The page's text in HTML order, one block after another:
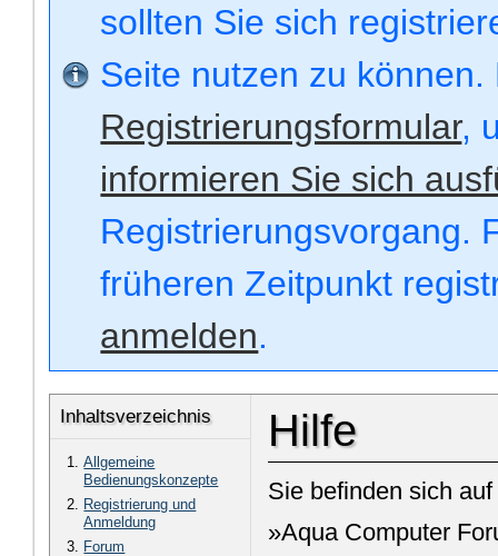
sollten Sie sich
Seite nutzen zu
Registrierungsformular,
informieren Sie sich
Registrierungsvorgang.
früheren Zeitpunkt
anmelden.
Inhaltsverzeichnis
Allgemeine
Bedienungskonzepte
Registrierung und
Anmeldung
Forum
Hilfe
Sie befinden sich
»Aqua Computer